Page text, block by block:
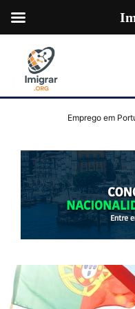
Emprego em